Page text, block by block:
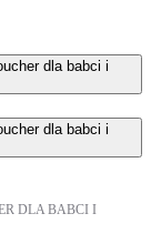
DLA BABCI I